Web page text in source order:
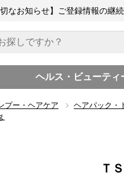
切なお知らせ】ご登録情報の継
ヘルス・ビューティ
プー・ヘアケア
ヘアパック・
Ｔ